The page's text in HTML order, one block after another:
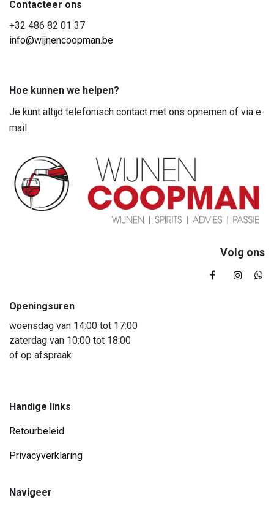
Contacteer ons
+32 486 82 01 37
info@wijnencoopman.be
Hoe kunnen we helpen?
Je kunt altijd telefonisch contact met ons opnemen of via e-
mail.
Volg ons
Openingsuren
woensdag van 14:00 tot 17:00
zaterdag van 10:00 tot 18:00
of op afspraak
Handige links
Retourbeleid
Privacyverklaring
Navigeer